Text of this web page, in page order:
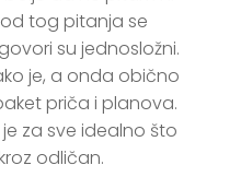
od tog pitanja se
su jednosložni.
je, a onda obično
priča i planova.
za sve idealno što
odličan.